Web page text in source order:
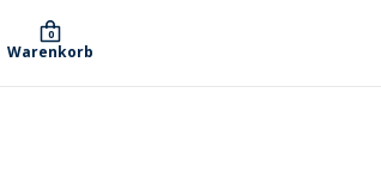
Warenkorb
0